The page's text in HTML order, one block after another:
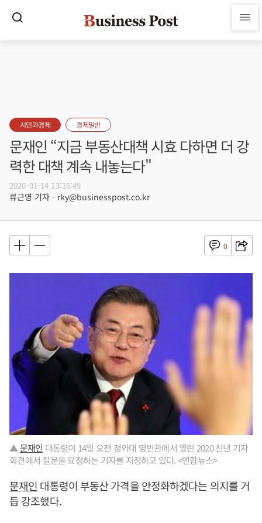
시민과경제 경제일반
문재인 “지금 부동산대책 시효 다하면 더 강
력한 대책 계속 내놓는다"
2020-01-14 13:16:49
류근영 기자 - rky@businesspost.co.kr
0
▲문재인 대통령이 14일 오전 청와대 영빈관에서 열린 2020 신년 기자
회견에서 질문을 요청하는 기자를 지정하고 있다. <연합뉴스>
문재인 대통령이 부동산 가격을 안정화하겠다는 의지를 거
듭 강조했다.